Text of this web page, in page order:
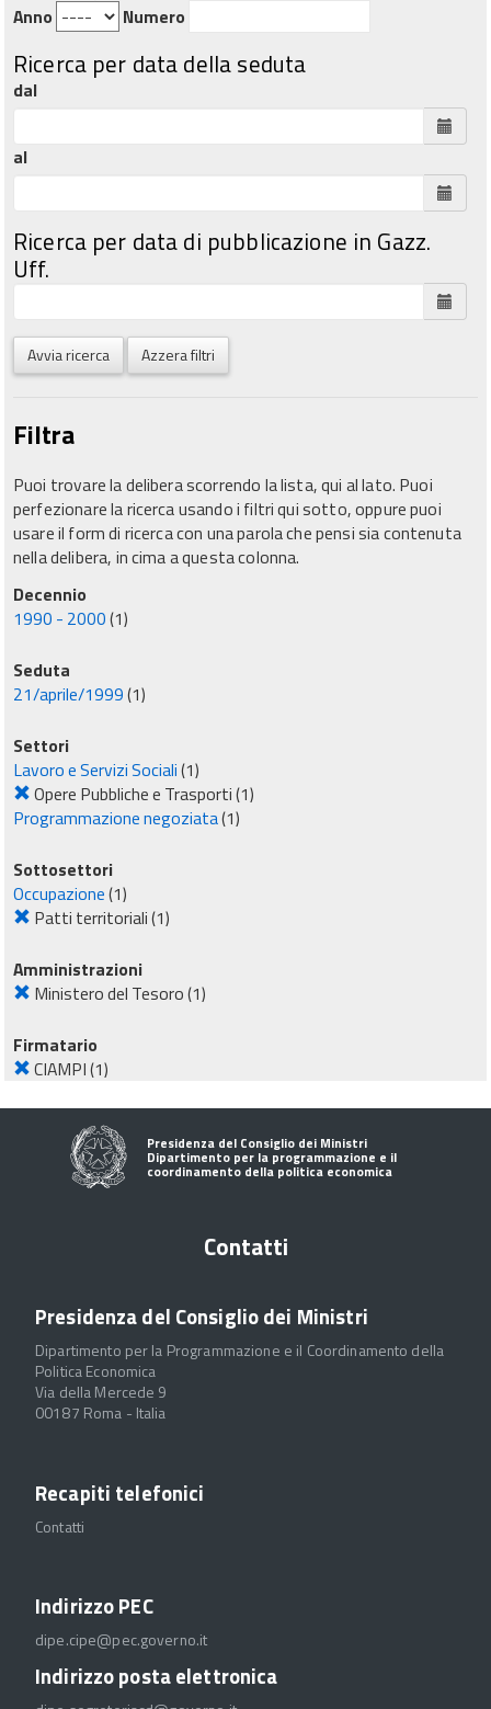
Anno Numero
Ricerca per data della seduta
dal
al
Ricerca per data di pubblicazione in Gazz.
Uff.
Avvia ricerca Azzera filtri
Filtra
Puoi trovare la delibera scorrendo la lista, qui al lato. Puoi
perfezionare la ricerca usando i filtri qui sotto, oppure puoi
usare il form di ricerca con una parola che pensi sia contenuta
nella delibera, in cima a questa colonna.
Decennio
1990 - 2000(1)
Seduta
21/aprile/1999(1)
Settori
Lavoro e Servizi Sociali(1)
Opere Pubbliche e Trasporti(1)
Programmazione negoziata(1)
Sottosettori
Occupazione(1)
Patti territoriali(1)
Amministrazioni
Ministero del Tesoro(1)
Firmatario
CIAMPI(1)
Presidenza del Consiglio dei Ministri
Dipartimento per la programmazione e il
coordinamento della politica economica
Contatti
Presidenza del Consiglio dei Ministri
Dipartimento per la Programmazione e il Coordinamento della
Politica Economica
Via della Mercede 9
00187 Roma - Italia
Recapiti telefonici
Contatti
Indirizzo PEC
dipe.cipe@pec.governo.it
Indirizzo posta elettronica